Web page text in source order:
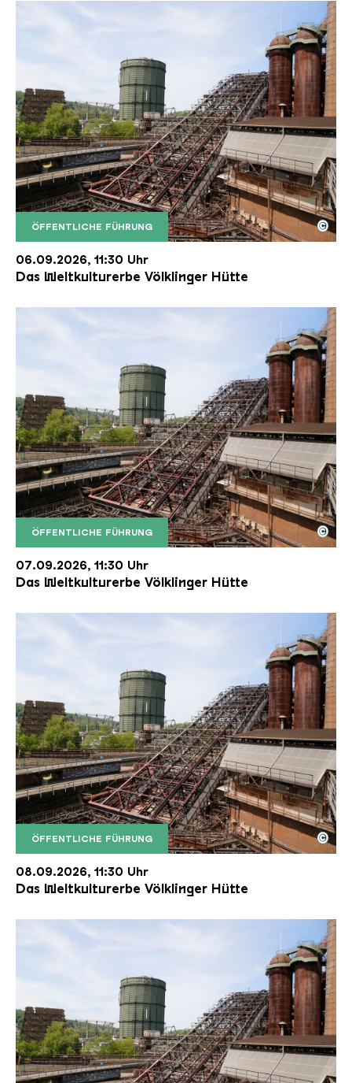
ÖFFENTLICHE FÜHRUNG
Der Erzschrägaufzug der Völklinger Hütte mit
Copyright: Weltkulturerbe Völklinger Hütte | Karl
©
06.09.2026, 11:30 Uhr
Das Weltkulturerbe Völklinger Hütte
ÖFFENTLICHE FÜHRUNG
Der Erzschrägaufzug der Völklinger Hütte mit
Copyright: Weltkulturerbe Völklinger Hütte | Karl
©
07.09.2026, 11:30 Uhr
Das Weltkulturerbe Völklinger Hütte
ÖFFENTLICHE FÜHRUNG
Der Erzschrägaufzug der Völklinger Hütte mit
Copyright: Weltkulturerbe Völklinger Hütte | Karl
©
08.09.2026, 11:30 Uhr
Das Weltkulturerbe Völklinger Hütte